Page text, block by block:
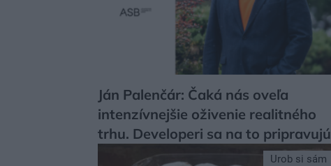
Ján Palenčár: Čaká nás oveľa
intenzívnejšie oživenie realitného
trhu. Developeri sa na to pripravujú
Urob si sám